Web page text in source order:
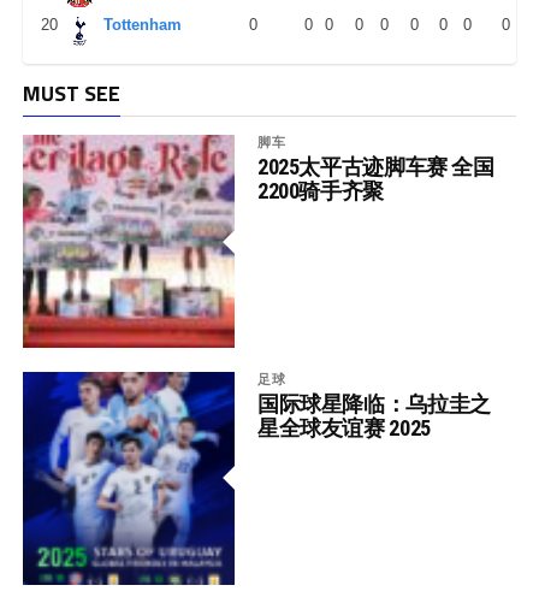
20
Tottenham 0 0 0 0 0 0 0 0 0
MUST SEE
脚车
2025太平古迹脚车赛 全国
2200骑手齐聚
足球
国际球星降临：乌拉圭之
星全球友谊赛 2025